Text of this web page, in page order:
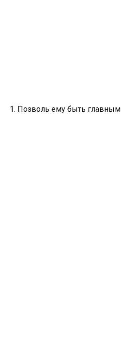
1. Позволь ему быть главным